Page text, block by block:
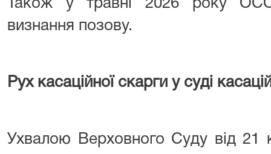
Також у травні 2026 року
визнання позову.
Рух касаційної скарги у суді
Ухвалою Верховного Суду від 21